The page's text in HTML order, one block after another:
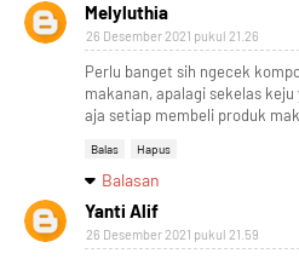
Melyluthia
26 Desember 2021 pukul 21.26
Perlu banget sih ngecek
makanan, apalagi sekelas
aja setiap membeli produk
Balas Hapus
Balasan
Yanti Alif
26 Desember 2021 pukul 21.59